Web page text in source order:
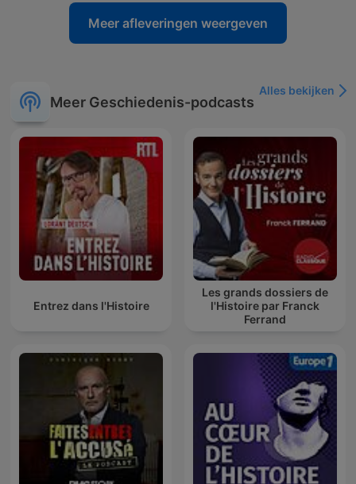
Meer afleveringen weergeven
Meer Geschiedenis-podcasts
Alles bekijken
Entrez dans l'Histoire
Les grands dossiers de
l'Histoire par Franck
Ferrand